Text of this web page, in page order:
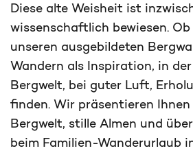
Diese alte Weisheit ist
wissenschaftlich bewiesen.
unseren ausgebildeten
Wandern als Inspiration, in
Bergwelt, bei guter Luft,
finden. Wir präsentieren
Bergwelt, stille Almen und
beim Familien-Wanderurlaub